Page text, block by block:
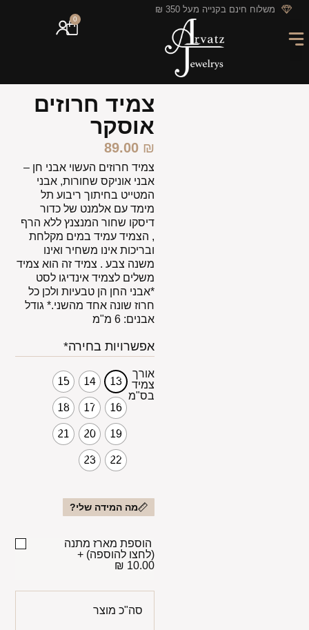
לתוכן משלוח חינם בקנייה מעל 350 ₪
0
צמיד חרוזים
אוסקר
89.00 ₪
צמיד חרוזים העשוי אבני חן –
אבני אוניקס שחורות, אבני
המטייט בחיתוך ריבוע תל
מימד עם אלמנט של כדור
דיסקו שחור המנצנץ ללא הרף
, הצמיד עמיד במים מקלחת
ובריכות אינו משחיר ואינו
משנה צבע . צמיד זה הוא צמיד
משלים לצמיד אינדיגו לסט
*אבני החן הן טבעיות ולכן כל
חרוז שונה אחד מהשני.* גודל
אבנים: 6 מ"מ
אפשרויות בחירה*
אורך
צמיד
בס"מ
13
14
15
16
17
18
19
20
21
22
23
מה המידה שלי?
הוספת מארז מתנה
(לחצו להוספה) +
10.00 ₪
סה"כ מוצר